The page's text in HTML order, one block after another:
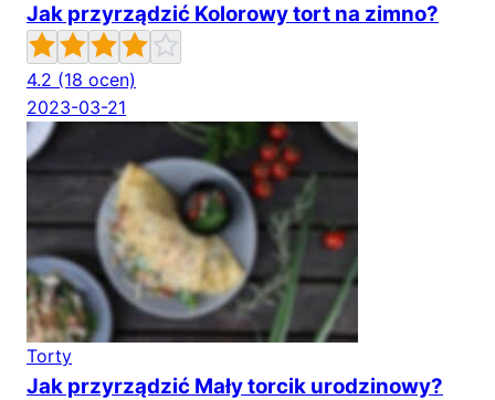
Jak przyrządzić Kolorowy tort na zimno?
4.2 (18 ocen)
2023-03-21
Torty
Jak przyrządzić Mały torcik urodzinowy?